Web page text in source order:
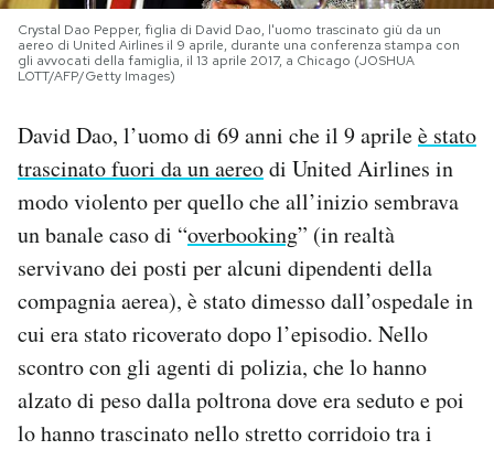
SHOP
CALENDARIO
Area Personale
Newsletter
Notifiche mobile
Hai bisogno di aiuto?
Esci
Crystal Dao Pepper, figlia di David Dao, l'uomo trascinato giù da un
aereo di United Airlines il 9 aprile, durante una conferenza stampa con
gli avvocati della famiglia, il 13 aprile 2017, a Chicago (JOSHUA
LOTT/AFP/Getty Images)
David Dao, l’uomo di 69 anni che il 9 aprileè stato
trascinato fuori da un aereodi United Airlines in
modo violento per quello che all’inizio sembrava
un banale caso di “overbooking” (in realtà
servivano dei posti per alcuni dipendenti della
compagnia aerea), è stato dimesso dall’ospedale in
cui era stato ricoverato dopo l’episodio. Nello
scontro con gli agenti di polizia, che lo hanno
alzato di peso dalla poltrona dove era seduto e poi
lo hanno trascinato nello stretto corridoio tra i